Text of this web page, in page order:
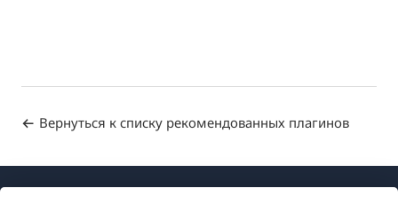
Вернуться к списку рекомендованных плагинов